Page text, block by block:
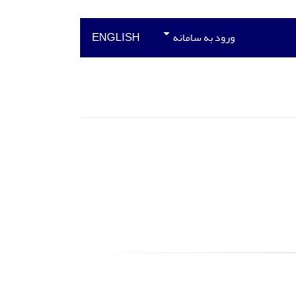
ورود به سامانه ENGLISH